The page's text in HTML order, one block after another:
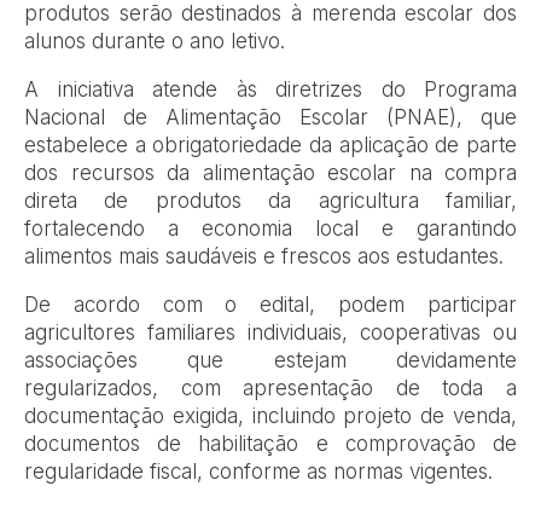
produtos serão destinados à merenda escolar dos
alunos durante o ano letivo.
A iniciativa atende às diretrizes do Programa
Nacional de Alimentação Escolar (PNAE), que
estabelece a obrigatoriedade da aplicação de parte
dos recursos da alimentação escolar na compra
direta de produtos da agricultura familiar,
fortalecendo a economia local e garantindo
alimentos mais saudáveis e frescos aos estudantes.
De acordo com o edital, podem participar
agricultores familiares individuais, cooperativas ou
associações que estejam devidamente
regularizados, com apresentação de toda a
documentação exigida, incluindo projeto de venda,
documentos de habilitação e comprovação de
regularidade fiscal, conforme as normas vigentes.